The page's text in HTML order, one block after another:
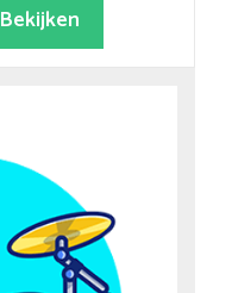
Bekijken